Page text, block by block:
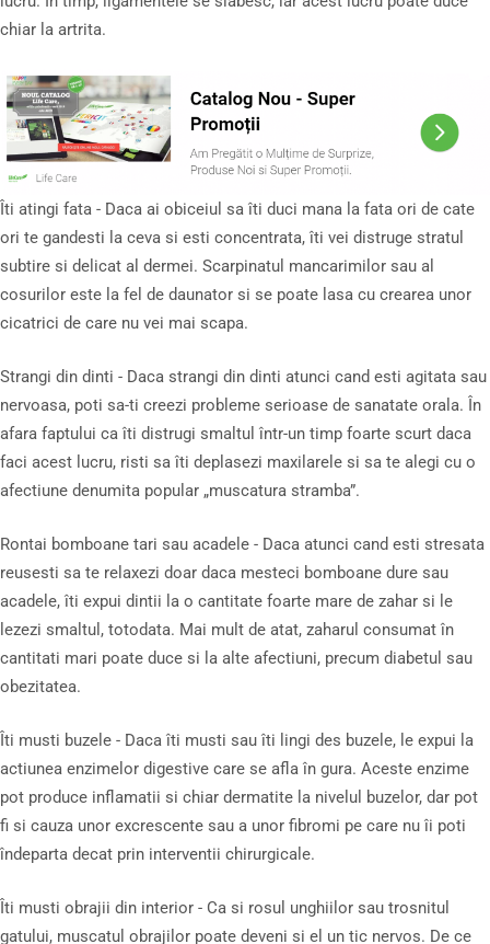
chiar la artrita.
Îti atingi fata - Daca ai obiceiul sa îti duci mana la fata ori de cate
ori te gandesti la ceva si esti concentrata, îti vei distruge stratul
subtire si delicat al dermei. Scarpinatul mancarimilor sau al
cosurilor este la fel de daunator si se poate lasa cu crearea unor
cicatrici de care nu vei mai scapa.
Strangi din dinti - Daca strangi din dinti atunci cand esti agitata sau
nervoasa, poti sa-ti creezi probleme serioase de sanatate orala. În
afara faptului ca îti distrugi smaltul într-un timp foarte scurt daca
faci acest lucru, risti sa îti deplasezi maxilarele si sa te alegi cu o
afectiune denumita popular „muscatura stramba”.
Rontai bomboane tari sau acadele - Daca atunci cand esti stresata
reusesti sa te relaxezi doar daca mesteci bomboane dure sau
acadele, îti expui dintii la o cantitate foarte mare de zahar si le
lezezi smaltul, totodata. Mai mult de atat, zaharul consumat în
cantitati mari poate duce si la alte afectiuni, precum diabetul sau
obezitatea.
Îti musti buzele - Daca îti musti sau îti lingi des buzele, le expui la
actiunea enzimelor digestive care se afla în gura. Aceste enzime
pot produce inflamatii si chiar dermatite la nivelul buzelor, dar pot
fi si cauza unor excrescente sau a unor fibromi pe care nu îi poti
îndeparta decat prin interventii chirurgicale.
Îti musti obrajii din interior - Ca si rosul unghiilor sau trosnitul
gatului, muscatul obrajilor poate deveni si el un tic nervos. De ce